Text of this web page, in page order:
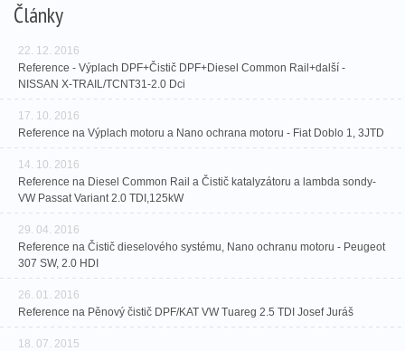
Články
22. 12. 2016
Reference - Výplach DPF+Čistič DPF+Diesel Common Rail+další -
NISSAN X-TRAIL/TCNT31-2.0 Dci
17. 10. 2016
Reference na Výplach motoru a Nano ochrana motoru - Fiat Doblo 1, 3JTD
14. 10. 2016
Reference na Diesel Common Rail a Čistič katalyzátoru a lambda sondy-
VW Passat Variant 2.0 TDI,125kW
29. 04. 2016
Reference na Čistič dieselového systému, Nano ochranu motoru - Peugeot
307 SW, 2.0 HDI
26. 01. 2016
Reference na Pěnový čistič DPF/KAT VW Tuareg 2.5 TDI Josef Juráš
18. 07. 2015